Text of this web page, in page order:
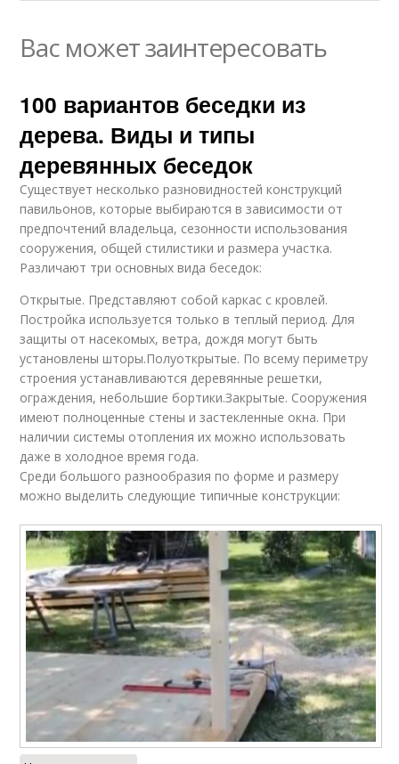
Вас может заинтересовать
100 вариантов беседки из
дерева. Виды и типы
деревянных беседок
Существует несколько разновидностей конструкций
павильонов, которые выбираются в зависимости от
предпочтений владельца, сезонности использования
сооружения, общей стилистики и размера участка.
Различают три основных вида беседок:
Открытые. Представляют собой каркас с кровлей.
Постройка используется только в теплый период. Для
защиты от насекомых, ветра, дождя могут быть
установлены шторы.Полуоткрытые. По всему периметру
строения устанавливаются деревянные решетки,
ограждения, небольшие бортики.Закрытые. Сооружения
имеют полноценные стены и застекленные окна. При
наличии системы отопления их можно использовать
даже в холодное время года.
Среди большого разнообразия по форме и размеру
можно выделить следующие типичные конструкции: